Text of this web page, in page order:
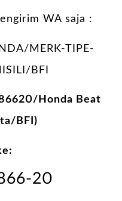
WA saja :
MERK-TIPE-
BFI
Honda Beat
BFI)
20